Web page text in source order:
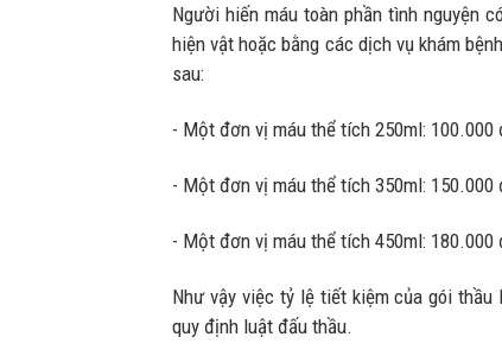
Người hiến máu toàn phần tình nguyện
hiện vật hoặc bằng các dịch vụ khám
sau:
- Một đơn vị máu thể tích 250ml: 100.000
- Một đơn vị máu thể tích 350ml: 150.000
- Một đơn vị máu thể tích 450ml: 180.000
Như vậy việc tỷ lệ tiết kiệm của gói thầu
quy định luật đấu thầu.